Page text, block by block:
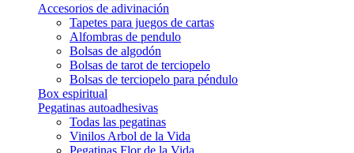
Accesorios de adivinación
Tapetes para juegos de cartas
Alfombras de pendulo
Bolsas de algodón
Bolsas de tarot de terciopelo
Bolsas de terciopelo para péndulo
Box espiritual
Pegatinas autoadhesivas
Todas las pegatinas
Vinilos Arbol de la Vida
Pegatinas Flor de la Vida